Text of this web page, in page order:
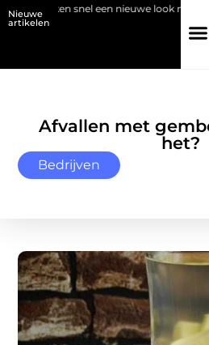
Nieuwe
artikelen
keuken snel een nieuwe look met
Afvallen met
het?
Bedrijven